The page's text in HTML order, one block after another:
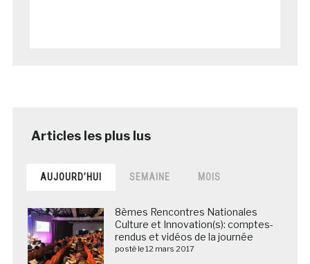
AUJOURD’HUI SEMAINE MOIS
8èmes Rencontres Nationales
Culture et Innovation(s): comptes-
rendus et vidéos de la journée
posté le 12 mars 2017